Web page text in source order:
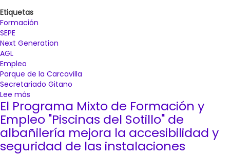
Etiquetas
Formación
SEPE
Next Generation
AGL
Empleo
Parque de la Carcavilla
Secretariado Gitano
Lee más
Ocho
alumnos
concluyen
su
participación
El Programa Mixto de Formación y
Empleo "Piscinas del Sotillo" de
albañilería mejora la accesibilidad y
seguridad de las instalaciones